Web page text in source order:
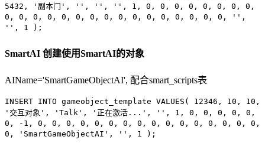
5432 , '副本门' , '' , '' , '' , 1 , 0 , 0 , 0 , 0 , 0 , 0 , 0 , 0 ,
0 , 0 , 0 , 0 , 0 , 0 , 0 , 0 , 0 , 0 , 0 , 0 , 0 , 0 , 0 , 0 , '' ,
'' , 1 );
SmartAI 创建使用SmartAI的对象
AIName='SmartGameObjectAI', 配合smart_scripts表
INSERT INTO gameobject_template VALUES ( 12346 , 10 , 10 ,
'交互对象' , 'Talk' , '正在激活...' , '' , 1 , 0 , 0 , 0 , 0 , 0 ,
0 , -1 , 0 , 0 , 0 , 0 , 0 , 0 , 0 , 0 , 0 , 0 , 0 , 0 , 0 , 0 , 0 , 0 ,
0 , 'SmartGameObjectAI' , '' , 1 );